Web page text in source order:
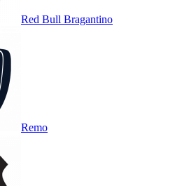
Red Bull Bragantino
Remo